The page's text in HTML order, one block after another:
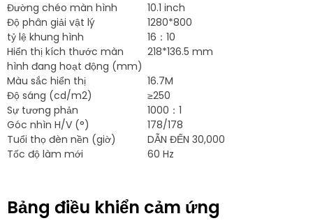
Đường chéo màn hình
10.1 inch
Độ phân giải vật lý
1280*800
tỷ lệ khung hình
16：10
Hiển thị kích thước màn
hình đang hoạt động (mm)
218*136.5 mm
Màu sắc hiển thị
16.7M
Độ sáng (cd/m2)
≥250
Sự tương phản
1000：1
Góc nhìn H/V (°)
178/178
Tuổi thọ đèn nền (giờ)
DẪN ĐẾN 30,000
Tốc độ làm mới
60 Hz
Bảng điều khiển cảm ứng